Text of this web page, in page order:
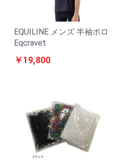
EQUILINE メンズ 半袖ポロ
Eqcravet
￥19,800